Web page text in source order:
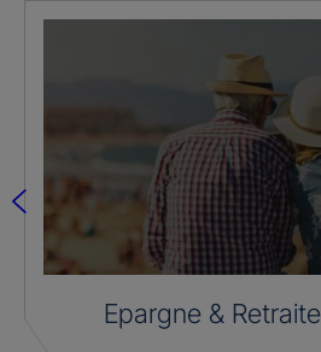
Epargne & Retraite